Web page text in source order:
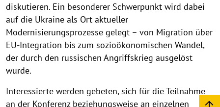
diskutieren. Ein besonderer Schwerpunkt wird dabei
auf die Ukraine als Ort aktueller
Modernisierungsprozesse gelegt – von Migration über
EU-Integration bis zum sozioökonomischen Wandel,
der durch den russischen Angriffskrieg ausgelöst
wurde.
Interessierte werden gebeten, sich für die Teilnahme
an der Konferenz beziehungsweise an einzelnen